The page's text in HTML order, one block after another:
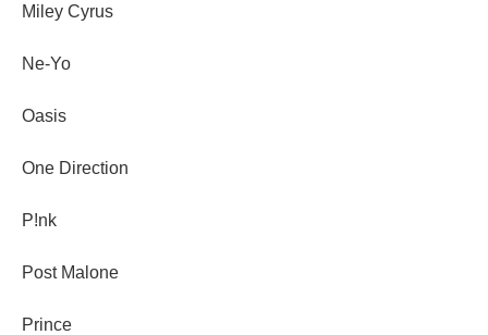
Miley Cyrus
Ne-Yo
Oasis
One Direction
P!nk
Post Malone
Prince